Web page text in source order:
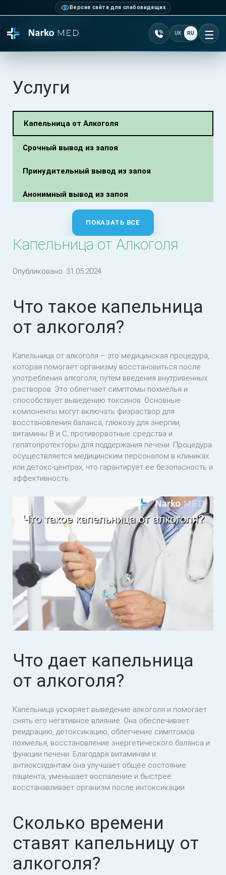
Версия сайта для слабовидящих
Позвонить +38 077
UK RU
Услуги
Капельница от Алкоголя
Срочный вывод из запоя
Принудительный вывод из запоя
Анонимный вывод из запоя
Вывод из запоя в стационаре
Вывод из запоя на дому
отмены алкоголя
ПОКАЗАТЬ ВСЕ
Капельница от Алкоголя
Опубликовано: 31.05.2024
Что такое капельница
от алкоголя?
Капельница от алкоголя – это медицинская процедура,
которая помогает организму восстановиться после
употребления алкоголя, путем введения внутривенных
растворов. Это облегчает симптомы похмелья и
способствует выведению токсинов. Основные
компоненты могут включать физраствор для
восстановления баланса, глюкозу для энергии,
витамины B и C, противорвотные средства и
гепатопротекторы для поддержания печени. Процедура
осуществляется медицинским персоналом в клиниках
или детокс-центрах, что гарантирует ее безопасность и
эффективность.
Что дает капельница
от алкоголя?
Капельница ускоряет выведение алкоголя и помогает
снять его негативное влияние. Она обеспечивает
реидрацию, детоксикацию, облегчение симптомов
похмелья, восстановление энергетического баланса и
функции печени. Благодаря витаминам и
антиоксидантам она улучшает общее состояние
пациента, уменьшает воспаление и быстрее
восстанавливает организм после интоксикации.
Сколько времени
ставят капельницу от
алкоголя?